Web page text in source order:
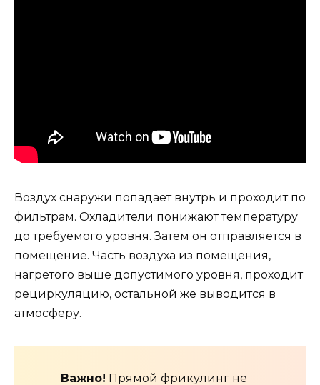
Воздух снаружи попадает внутрь и проходит по
фильтрам. Охладители понижают температуру
до требуемого уровня. Затем он отправляется в
помещение. Часть воздуха из помещения,
нагретого выше допустимого уровня, проходит
рециркуляцию, остальной же выводится в
атмосферу.
Важно! Прямой фрикулинг не